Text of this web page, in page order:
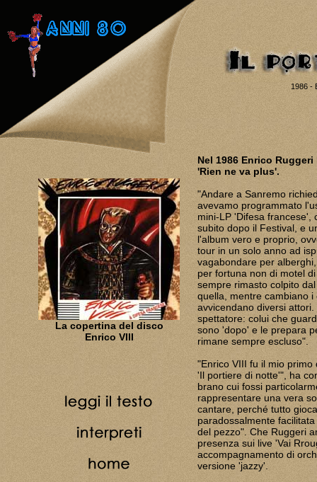
1986 -
La copertina del disco
Enrico VIII
Nel 1986 Enrico
'Rien ne va plus'.
"Andare a Sanremo
avevamo programmato
mini-LP 'Difesa francese',
subito dopo il Festival, e
l'album vero e proprio,
tour in un solo anno ad
vagabondare per
per fortuna non di motel
sempre rimasto colpito
quella, mentre cambiano
avvicendano diversi
spettatore: colui che
sono 'dopo' e le prepara
rimane sempre escluso".
"Enrico VIII fu il mio
'Il portiere di notte'", ha
brano cui fossi
rappresentare una vera
cantare, perché tutto
paradossalmente
del pezzo". Che Ruggeri
presenza sui live 'Vai
accompagnamento di
versione 'jazzy'.